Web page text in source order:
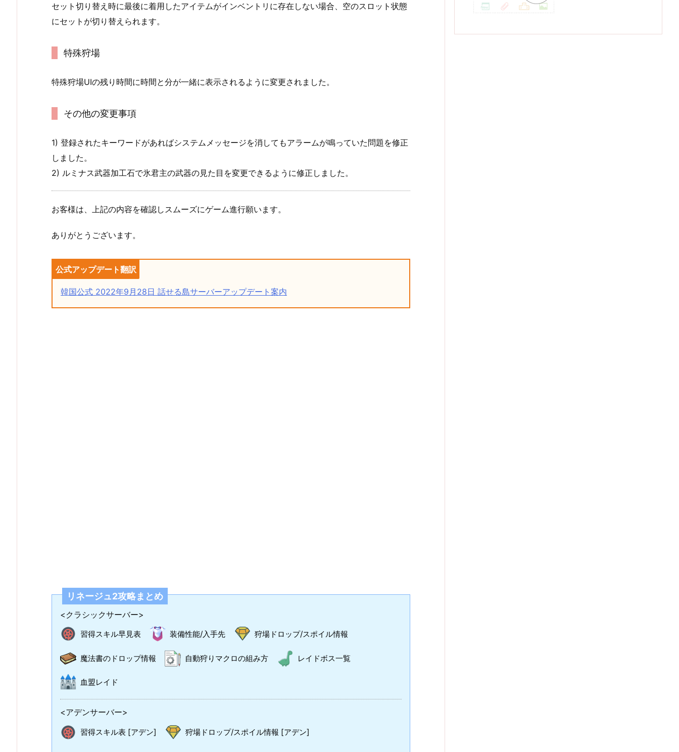
セット切り替え時に最後に着用したアイテムがインベントリに存在しない場合、空のスロット状態
にセットが切り替えられます。
特殊狩場
特殊狩場UIの残り時間に時間と分が一緒に表示されるように変更されました。
その他の変更事項
1) 登録されたキーワードがあればシステムメッセージを消してもアラームが鳴っていた問題を修正
しました。
2) ルミナス武器加工石で氷君主の武器の見た目を変更できるように修正しました。
お客様は、上記の内容を確認しスムーズにゲーム進行願います。
ありがとうございます。
公式アップデート翻訳
韓国公式 2022年9月28日 話せる島サーバーアップデート案内
リネージュ2攻略まとめ
<クラシックサーバー>
習得スキル早見表 装備性能/入手先 狩場ドロップ/スポイル情報
魔法書のドロップ情報 自動狩りマクロの組み方 レイドボス一覧
血盟レイド
<アデンサーバー>
習得スキル表 [アデン] 狩場ドロップ/スポイル情報 [アデン]